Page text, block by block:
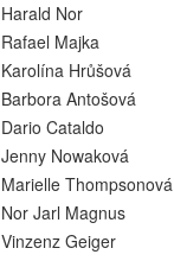
Harald Nor
Rafael Majka
Karolína Hrůšová
Barbora Antošová
Dario Cataldo
Jenny Nowaková
Marielle Thompsonová
Nor Jarl Magnus
Vinzenz Geiger